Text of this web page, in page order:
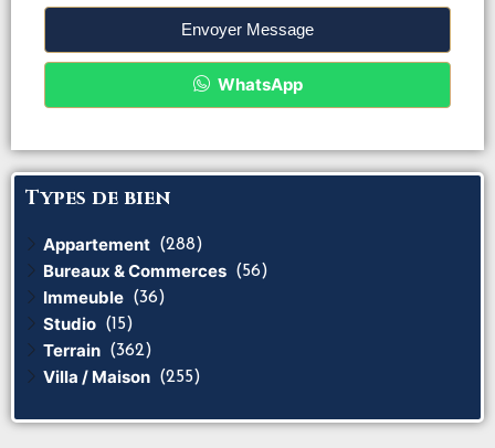
Envoyer Message
WhatsApp
Types de bien
Appartement (288)
Bureaux & Commerces (56)
Immeuble (36)
Studio (15)
Terrain (362)
Villa / Maison (255)